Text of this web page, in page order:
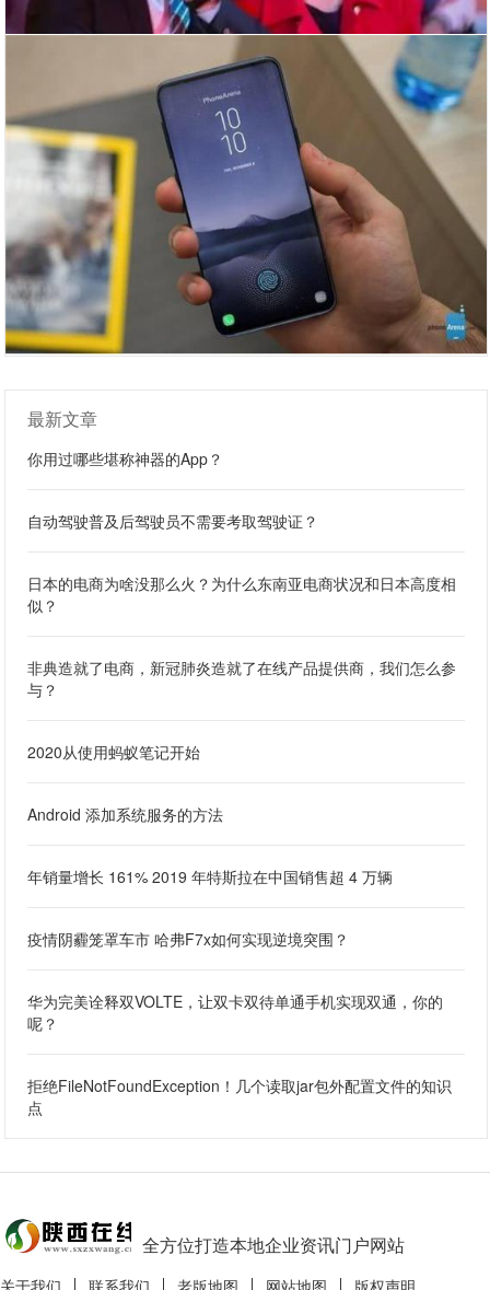
最新文章
你用过哪些堪称神器的App？
自动驾驶普及后驾驶员不需要考取驾驶证？
日本的电商为啥没那么火？为什么东南亚电商状况和日本高度相
似？
非典造就了电商，新冠肺炎造就了在线产品提供商，我们怎么参
与？
2020从使用蚂蚁笔记开始
Android 添加系统服务的方法
年销量增长 161% 2019 年特斯拉在中国销售超 4 万辆
疫情阴霾笼罩车市 哈弗F7x如何实现逆境突围？
华为完美诠释双VOLTE，让双卡双待单通手机实现双通，你的
呢？
拒绝FileNotFoundException！几个读取jar包外配置文件的知识
点
全方位打造本地企业资讯门户网站